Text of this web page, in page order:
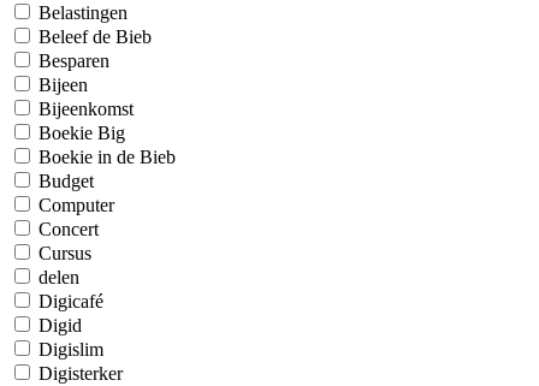
Belastingen
Beleef de Bieb
Besparen
Bijeen
Bijeenkomst
Boekie Big
Boekie in de Bieb
Budget
Computer
Concert
Cursus
delen
Digicafé
Digid
Digislim
Digisterker